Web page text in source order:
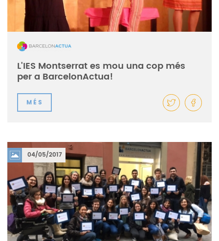
L'IES Montserrat es mou una cop més
per a BarcelonActua!
MÉS
04/05/2017